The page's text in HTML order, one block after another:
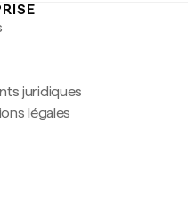
juridiques
légales